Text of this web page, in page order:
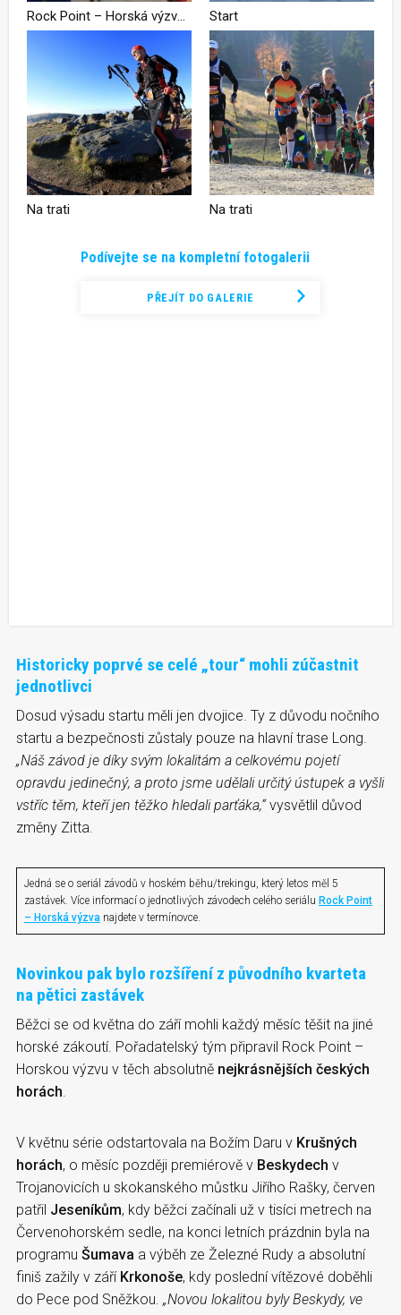
Podívejte se na kompletní fotogalerii
PŘEJÍT DO GALERIE
Start
Na trati Na trati
Historicky poprvé se celé „tour“ mohli zúčastnit
jednotlivci
Dosud výsadu startu měli jen dvojice. Ty z důvodu nočního
startu a bezpečnosti zůstaly pouze na hlavní trase Long.
„Náš závod je díky svým lokalitám a celkovému pojetí
opravdu jedinečný, a proto jsme udělali určitý ústupek a vyšli
vstříc těm, kteří jen těžko hledali parťáka,“vysvětlil důvod
změny Zitta.
Jedná se o seriál závodů v hoském běhu/trekingu, který letos měl 5
zastávek. Více informací o jednotlivých závodech celého seriálu Rock Point
– Horská výzva najdete v termínovce.
Novinkou pak bylo rozšíření z původního kvarteta
na pětici zastávek
Běžci se od května do září mohli každý měsíc těšit na jiné
horské zákoutí. Pořadatelský tým připravil Rock Point –
Horskou výzvu v těch absolutně nejkrásnějších českých
horách
V květnu série odstartovala na Božím Daru v Krušných
horách, o měsíc později premiérově v Beskydech v
Trojanovicích u skokanského můstku Jiřího Rašky, červen
patřil Jeseníkům, kdy běžci začínali už v tisíci metrech na
Červenohorském sedle, na konci letních prázdnin byla na
programu Šumava a výběh ze Železné Rudy a absolutní
finiš zažily v září Krkonoše, kdy poslední vítězové doběhli
do Pece pod Sněžkou. „Novou lokalitou byly Beskydy, ve